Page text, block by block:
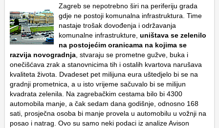
Zagreb se nepotrebno širi na periferiju grada
gdje ne postoji komunalna infrastruktura. Time
nastaje trošak dovođenja i održavanja
komunalne infrastrukture, uništava se zelenilo
na postojećim oranicama na kojima se
razvija novogradnja , stvaraju se prometne gužve, buka i
onečišćava zrak a stanovnicima tih i ostalih kvartova narušava
kvaliteta života. Dvadeset pet milijuna eura uštedjelo bi se na
gradnji prometnica, a u isto vrijeme sačuvalo bi se milijun
kvadrata zelenila. Na zagrebačkim cestama bilo bi 4300
automobila manje, a čak sedam dana godišnje, odnosno 168
sati, prosječna osoba bi manje provela u automobilu u vožnji na
posao i natrag. Ovo su samo neki podaci iz analize Avison